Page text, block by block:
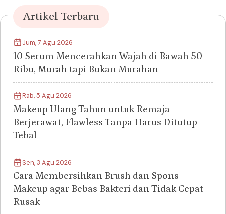
Artikel Terbaru
Jum, 7 Agu 2026
10 Serum Mencerahkan Wajah di Bawah 50
Ribu, Murah tapi Bukan Murahan
Rab, 5 Agu 2026
Makeup Ulang Tahun untuk Remaja
Berjerawat, Flawless Tanpa Harus Ditutup
Tebal
Sen, 3 Agu 2026
Cara Membersihkan Brush dan Spons
Makeup agar Bebas Bakteri dan Tidak Cepat
Rusak